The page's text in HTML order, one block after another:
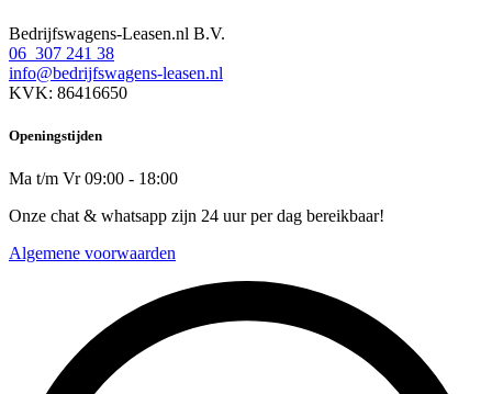
Bedrijfswagens-Leasen.nl B.V.
06 307 241 38
info@bedrijfswagens-leasen.nl
KVK: 86416650
Openingstijden
Ma t/m Vr 09:00 - 18:00
Onze chat & whatsapp zijn 24 uur per dag bereikbaar!
Algemene voorwaarden